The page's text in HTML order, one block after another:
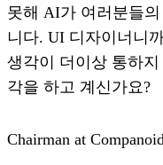
못해 AI가 여러분들
니다. UI 디자이너니
생각이 더이상 통하
각을 하고 계신가요?
Chairman at